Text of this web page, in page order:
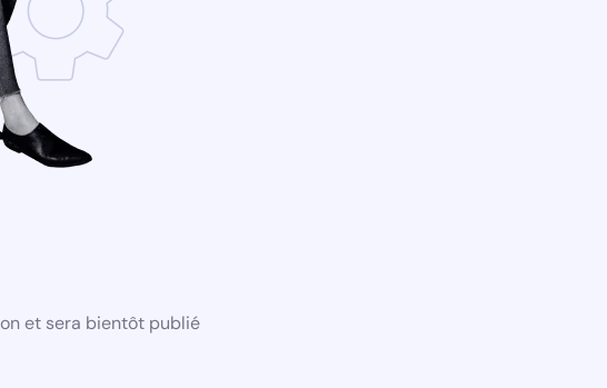
et sera bientôt publié